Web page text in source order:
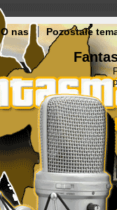
O nas Pozostałe